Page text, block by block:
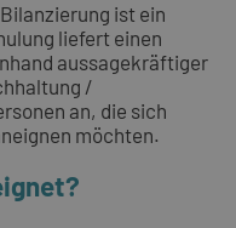
ist ein
liefert einen
aussagekräftiger
/
an, die sich
möchten.